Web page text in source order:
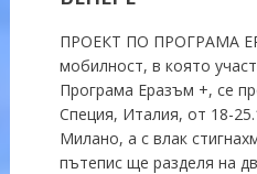
ПРОЕКТ ПО ПРОГРАМА
мобилност, в която
Програма Еразъм +, се
Специя, Италия, от 18-
Милано, а с влак
пътепис ще разделя на